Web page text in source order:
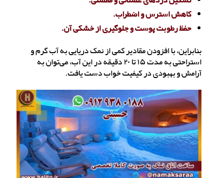
کاهش استرس و اضطراب.
حفظ رطوبت پوست و جلوگیری از خشکی آن.
بنابراین، با افزودن مقادیر کمی از نمک دریایی به آب گرم و
استراحتی به مدت ۱۵ تا ۲۰ دقیقه در این آب، می‌توان به
آرامش و بهبودی در کیفیت خواب دست یافت.